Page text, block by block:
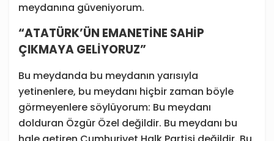
meydanına güveniyorum.
“ATATÜRK’ÜN EMANETİNE SAHİP
ÇIKMAYA GELİYORUZ”
Bu meydanda bu meydanın yarısıyla
yetinenlere, bu meydanı hiçbir zaman böyle
görmeyenlere söylüyorum: Bu meydanı
dolduran Özgür Özel değildir. Bu meydanı bu